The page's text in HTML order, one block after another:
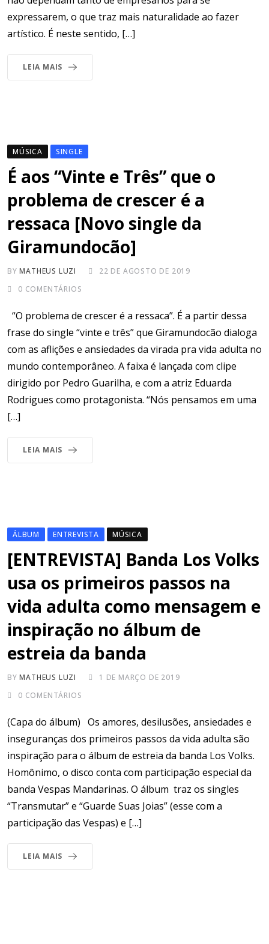
expressarem, o que traz mais naturalidade ao fazer
artístico. É neste sentido, […]
LEIA MAIS
MÚSICA SINGLE
É aos “Vinte e Três” que o
problema de crescer é a
ressaca [Novo single da
Giramundocão]
BYMATHEUS LUZI
22 DE AGOSTO DE 2019
0 COMENTÁRIOS
“O problema de crescer é a ressaca”. É a partir dessa
frase do single “vinte e três” que Giramundocão dialoga
com as aflições e ansiedades da virada pra vida adulta no
mundo contemporâneo. A faixa é lançada com clipe
dirigido por Pedro Guarilha, e com a atriz Eduarda
Rodrigues como protagonista. “Nós pensamos em uma
[…]
LEIA MAIS
ÁLBUM ENTREVISTA MÚSICA
[ENTREVISTA] Banda Los Volks
usa os primeiros passos na
vida adulta como mensagem e
inspiração no álbum de
estreia da banda
BYMATHEUS LUZI
1 DE MARÇO DE 2019
0 COMENTÁRIOS
(Capa do álbum) Os amores, desilusões, ansiedades e
inseguranças dos primeiros passos da vida adulta são
inspiração para o álbum de estreia da banda Los Volks.
Homônimo, o disco conta com participação especial da
banda Vespas Mandarinas. O álbum traz os singles
“Transmutar” e “Guarde Suas Joias” (esse com a
participação das Vespas) e […]
LEIA MAIS